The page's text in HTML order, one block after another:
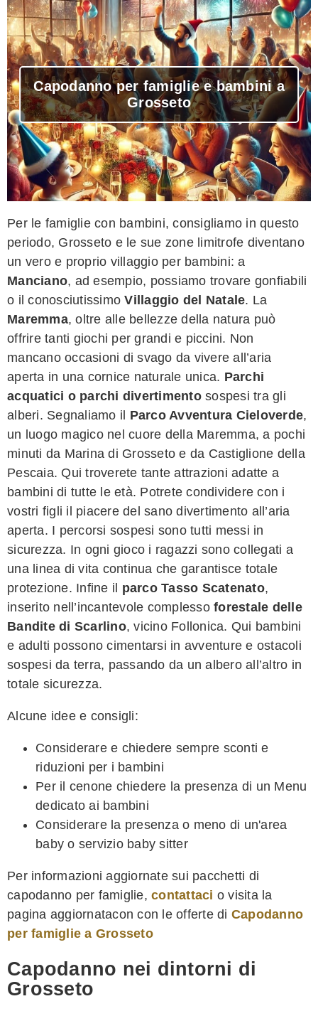
Capodanno per famiglie e bambini a
Grosseto
Per le famiglie con bambini, consigliamo in questo
periodo, Grosseto e le sue zone limitrofe diventano
un vero e proprio villaggio per bambini: a
Manciano, ad esempio, possiamo trovare gonfiabili
o il conosciutissimoVillaggio del Natale. La
Maremma, oltre alle bellezze della natura può
offrire tanti giochi per grandi e piccini. Non
mancano occasioni di svago da vivere all’aria
aperta in una cornice naturale unica. Parchi
acquatici o parchi divertimentosospesi tra gli
alberi. Segnaliamo il Parco Avventura Cieloverde,
un luogo magico nel cuore della Maremma, a pochi
minuti da Marina di Grosseto e da Castiglione della
Pescaia. Qui troverete tante attrazioni adatte a
bambini di tutte le età. Potrete condividere con i
vostri figli il piacere del sano divertimento all’aria
aperta. I percorsi sospesi sono tutti messi in
sicurezza. In ogni gioco i ragazzi sono collegati a
una linea di vita continua che garantisce totale
protezione. Infine il parco Tasso Scatenato,
inserito nell’incantevole complesso forestale delle
Bandite di Scarlino, vicino Follonica. Qui bambini
e adulti possono cimentarsi in avventure e ostacoli
sospesi da terra, passando da un albero all’altro in
totale sicurezza.
Alcune idee e consigli:
Considerare e chiedere sempre sconti e
riduzioni per i bambini
Per il cenone chiedere la presenza di un Menu
dedicato ai bambini
Considerare la presenza o meno di un'area
baby o servizio baby sitter
Per informazioni aggiornate sui pacchetti di
capodanno per famiglie, contattaci o visita la
pagina aggiornatacon con le offerte di Capodanno
per famiglie a Grosseto
Capodanno nei dintorni di
Grosseto